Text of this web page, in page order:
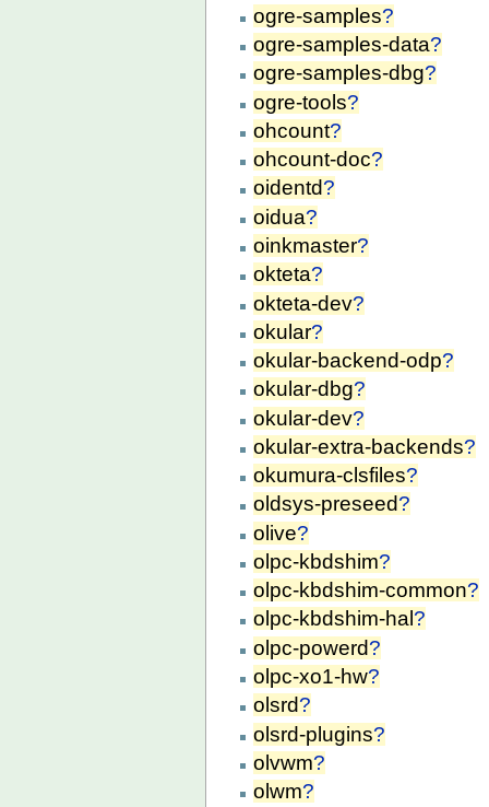
ogre-samples?
ogre-samples-data?
ogre-samples-dbg?
ogre-tools?
ohcount?
ohcount-doc?
oidentd?
oidua?
oinkmaster?
okteta?
okteta-dev?
okular?
okular-backend-odp?
okular-dbg?
okular-dev?
okular-extra-backends?
okumura-clsfiles?
oldsys-preseed?
olive?
olpc-kbdshim?
olpc-kbdshim-common?
olpc-kbdshim-hal ?
olpc-powerd?
olpc-xo1-hw?
olsrd?
olsrd-plugins?
olvwm?
olwm?